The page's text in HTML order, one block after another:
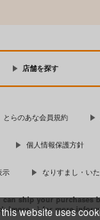
website uses
店舗を探す
とらのあな会員規約
個人情報保護方針
示 なりすまし・い
ship your purchases
{more…} for more